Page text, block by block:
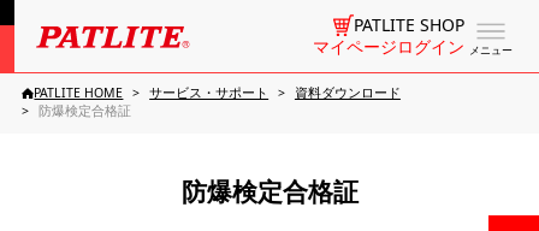
メニュー
PATLITE SHOP
マイページログイン
PATLITE HOME サービス・サポート
資料ダウンロード
防爆検定合格証
防爆検定合格証